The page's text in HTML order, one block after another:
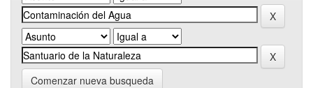
Comenzar nueva busqueda